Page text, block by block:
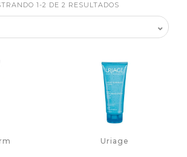
1-2 DE 2 RESULTADOS
Uriage